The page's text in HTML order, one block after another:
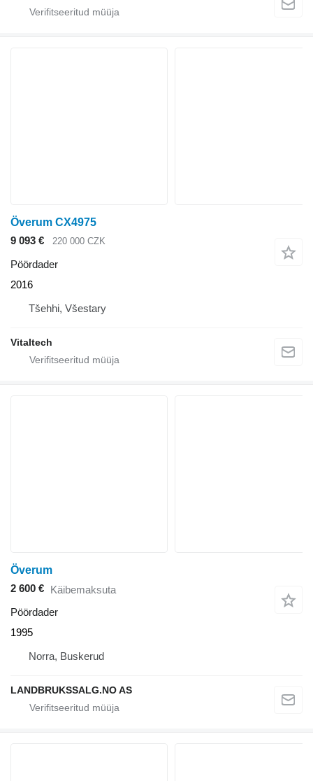
Överum CX4975
9 093 €
220 000 CZK
Pöördader
2016
Tšehhi, Všestary
Vitaltech
Överum
2 600 € Käibemaksuta
Pöördader
1995
Norra, Buskerud
LANDBRUKSSALG.NO AS